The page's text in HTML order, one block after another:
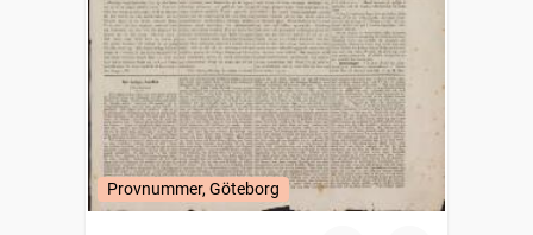
Provnummer, Göteborg